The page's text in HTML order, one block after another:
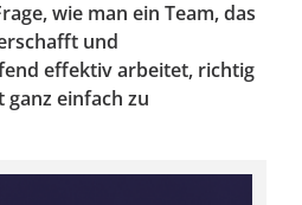
wie man ein Team, das
und
effektiv arbeitet, richtig
einfach zu